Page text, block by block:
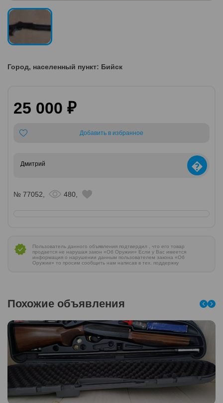
Город, населенный пункт: Бийск
25 000 ₽
Добавить в избранное
Дмитрий �
№ 77052, 480,
Пользователь данного объявления подтвердил , что его товар
продается не нарушая закон «Об Оружии» Если у Вас имеется
информация о нарушении данным пользователем закона «Об
Оружии» то просим сообщить нам написав в тех. поддержку
Похожие объявления